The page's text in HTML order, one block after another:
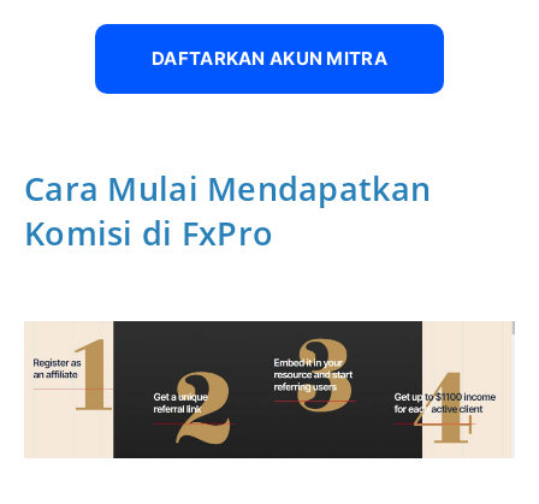
DAFTARKAN AKUN MITRA
Cara Mulai Mendapatkan
Komisi di FxPro